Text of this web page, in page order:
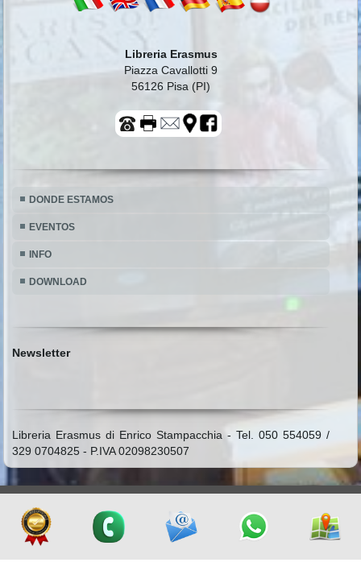
Libreria Erasmus
Piazza Cavallotti 9
56126 Pisa (PI)
DONDE ESTAMOS
EVENTOS
INFO
DOWNLOAD
Newsletter
Libreria Erasmus di Enrico Stampacchia - Tel. 050 554059 /
329 0704825 - P.IVA 02098230507